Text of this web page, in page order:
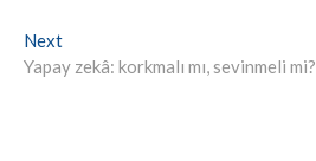
NextNext
post:
Yapay zekâ: korkmalı mı, sevinmeli mi?